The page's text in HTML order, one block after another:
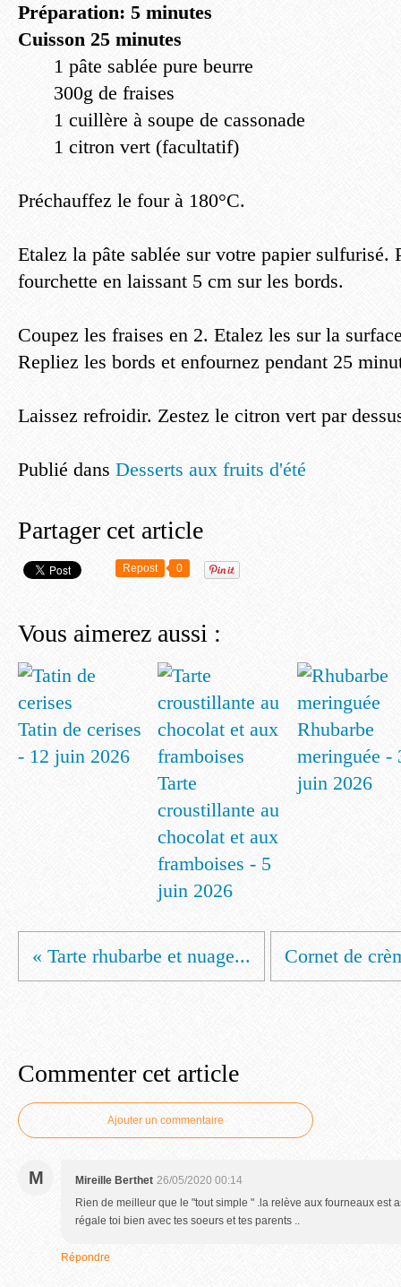
Préparation: 5 minutes
Cuisson 25 minutes
1 pâte sablée pure beurre
300g de fraises
1 cuillère à soupe de cassonade
1 citron vert (facultatif)
Préchauffez le four à 180°C.
Etalez la pâte sablée sur votre papier sulfurisé.
fourchette en laissant 5 cm sur les bords.
Coupez les fraises en 2. Etalez les sur la
Repliez les bords et enfournez pendant 25
Laissez refroidir. Zestez le citron vert par
Publié dans Desserts aux fruits d'été
Partager cet article
Repost 0
Vous aimerez aussi :
Tatin de cerises
- 12 juin 2026
Tarte
croustillante au
chocolat et aux
framboises - 5
juin 2026
Rhubarbe
meringuée -
juin 2026
« Tarte rhubarbe et nuage... Cornet de
Commenter cet article
Ajouter un commentaire
M Mireille Berthet 26/05/2020 00:14
Rien de meilleur que le "tout simple " .la relève aux fourneaux est
régale toi bien avec tes soeurs et tes parents ..
Répondre